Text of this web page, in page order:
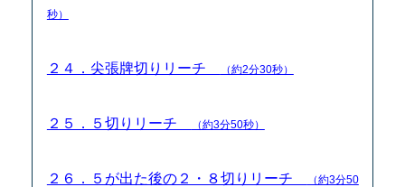
秒）
２４．尖張牌切りリーチ （約2分30秒）
２５．５切りリーチ （約3分50秒）
２６．５が出た後の２・８切りリーチ
（約3分50